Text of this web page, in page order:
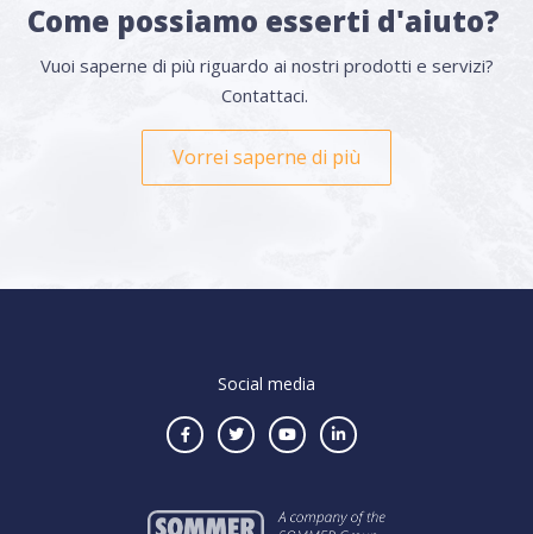
Come possiamo esserti d'aiuto?
Vuoi saperne di più riguardo ai nostri prodotti e servizi?
Contattaci.
Vorrei saperne di più
Social media